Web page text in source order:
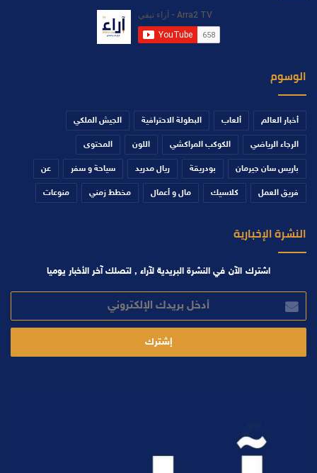
الوسوم
أخبار العالم ألعاب البطولة الاحترافية الجيش الملكي
الرجاء الرياضي الكوكب المراكشي اللون المحتوى
باريس سان جيرمان بودريقة ريال مدريد سياحة و سفر عن
فريق العمل كلاسيك مال و أعمال مخطط زمني منوعات
النشرة الإخبارية
اشترك الآن في النشرة البريدية لآراء , لتصلك آخر الأخبار يوميا
بريدك
الإلكتروني